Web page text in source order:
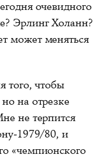
очевидного
Эрлинг Холанн?
может меняться
того, чтобы
на отрезке
не терпится
1979/80, и
«чемпионского